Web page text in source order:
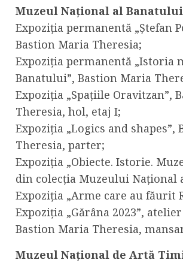
Muzeul Național al Banatului
Expoziția permanentă „Ștefan
Bastion Maria Theresia;
Expoziția permanentă „Istoria
Banatului”, Bastion Maria
Expoziția „Spațiile Oravitzan”,
Theresia, hol, etaj I;
Expoziția „Logics and shapes”,
Theresia, parter;
Expoziția „Obiecte. Istorie.
din colecția Muzeului Național
Expoziția „Arme care au făurit
Expoziția „Gărâna 2023”,
Bastion Maria Theresia,
Muzeul Național de Artă